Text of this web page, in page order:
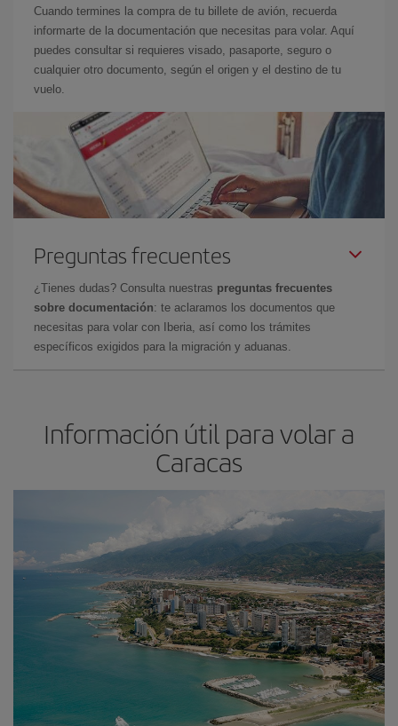
Cuando termines la compra de tu billete de avión, recuerda
informarte de la documentación que necesitas para volar. Aquí
puedes consultar si requieres visado, pasaporte, seguro o
cualquier otro documento, según el origen y el destino de tu
vuelo.
Preguntas frecuentes
¿Tienes dudas? Consulta nuestras preguntas frecuentes
sobre documentación: te aclaramos los documentos que
necesitas para volar con Iberia, así como los trámites
específicos exigidos para la migración y aduanas.
Información útil para volar a
Caracas